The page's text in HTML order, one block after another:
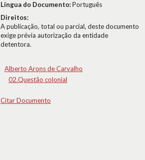
Língua do Documento:Português
Direitos:
A publicação, total ou parcial, deste documento
exige prévia autorização da entidade
detentora.
Alberto Arons de Carvalho
02.Questão colonial
Citar Documento